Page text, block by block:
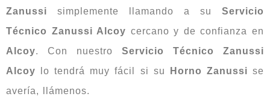
Zanussi simplemente llamando a su Servicio
Técnico Zanussi Alcoy cercano y de confianza en
Alcoy. Con nuestro Servicio Técnico Zanussi
Alcoy lo tendrá muy fácil si su Horno Zanussi se
avería, llámenos.